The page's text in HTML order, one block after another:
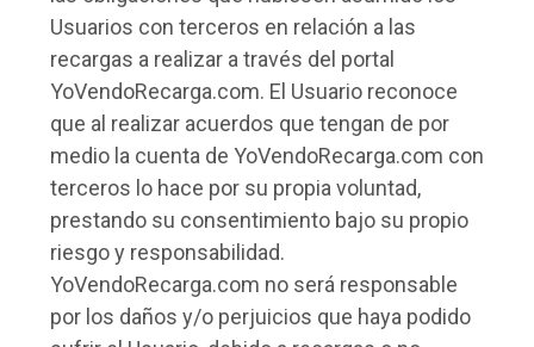
Usuarios con terceros en relación a las
recargas a realizar a través del portal
YoVendoRecarga.com. El Usuario reconoce
que al realizar acuerdos que tengan de por
medio la cuenta de YoVendoRecarga.com con
terceros lo hace por su propia voluntad,
prestando su consentimiento bajo su propio
riesgo y responsabilidad.
YoVendoRecarga.com no será responsable
por los daños y/o perjuicios que haya podido